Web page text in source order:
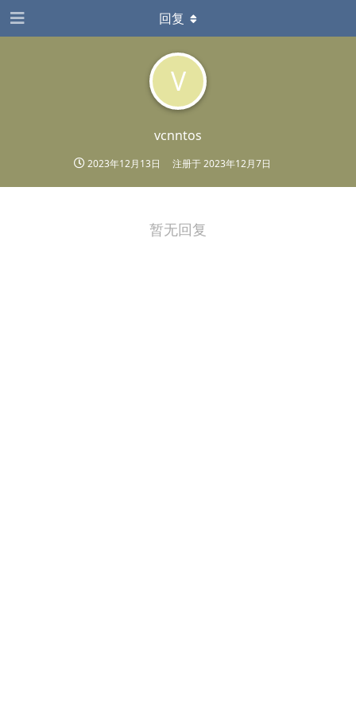
V
vcnntos
2023年12月13日 注册于2023年12月7日
回复
暂无回复